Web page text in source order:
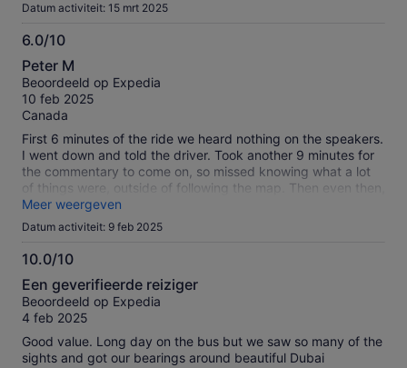
Datum activiteit: 15 mrt 2025
6.0/10
6.0
van
10
Peter M
Beoordeeld op Expedia
10 feb 2025
Canada
First 6 minutes of the ride we heard nothing on the speakers.
I went down and told the driver. Took another 9 minutes for
the commentary to come on, so missed knowing what a lot
of things were, outside of following the map. Then even then,
the soind quality wqs very poor, only one ear bud had sound
coming out, and that was for everyone I asked. The City was
Blue Route. I was too exhausted to do the red route also,
afyer a long flight. I've done Big Bus in the past in mamy
other cities, I should have stuck to that, never had an issue
there.
Meer weergeven
Datum activiteit: 9 feb 2025
10.0/10
10.0
van
10
Een geverifieerde reiziger
Beoordeeld op Expedia
4 feb 2025
Good value. Long day on the bus but we saw so many of the
sights and got our bearings around beautiful Dubai